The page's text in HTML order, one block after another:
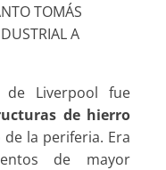
TOMÁS
A
de Liverpool fue
de hierro
la periferia. Era
de mayor